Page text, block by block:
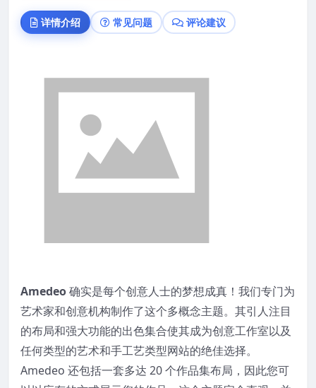
详情介绍 常见问题 评论建议
Amedeo确实是每个创意人士的梦想成真！我们专门为
艺术家和创意机构制作了这个多概念主题。其引人注目
的布局和强大功能的出色集合使其成为创意工作室以及
任何类型的艺术和手工艺类型网站的绝佳选择。
Amedeo 还包括一套多达 20 个作品集布局，因此您可